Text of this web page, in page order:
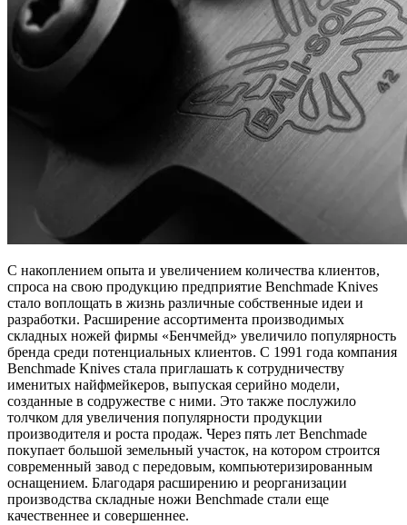
С накоплением опыта и увеличением количества клиентов,
спроса на свою продукцию предприятие Benchmade Knives
стало воплощать в жизнь различные собственные идеи и
разработки. Расширение ассортимента производимых
складных ножей фирмы «Бенчмейд» увеличило популярность
бренда среди потенциальных клиентов. С 1991 года компания
Benchmade Knives стала приглашать к сотрудничеству
именитых найфмейкеров, выпуская серийно модели,
созданные в содружестве с ними. Это также послужило
толчком для увеличения популярности продукции
производителя и роста продаж. Через пять лет Benchmade
покупает большой земельный участок, на котором строится
современный завод с передовым, компьютеризированным
оснащением. Благодаря расширению и реорганизации
производства складные ножи Benchmade стали еще
качественнее и совершеннее.